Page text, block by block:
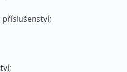
příslušenství;